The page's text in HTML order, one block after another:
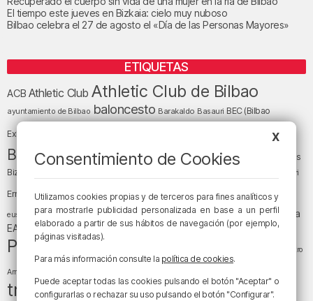
El tiempo este jueves en Bizkaia: cielo muy nuboso
Bilbao celebra el 27 de agosto el «Día de las Personas Mayores»
ETIQUETAS
ACB Athletic Club Athletic Club de Bilbao
ayuntamiento de Bilbao baloncesto Barakaldo Basauri BEC (Bilbao
Exhibition Center) Bilbao Bizkaia
Bizkaia y sus comarcas Copa del Rey cultura
Cáritas
Bizkaia
Enkarterri
Ernesto Valverde Ertzaintza Euskadi (País Vasco)
euskera fiestas fútbol Gobierno vasco juanma jubera LaLiga LaLiga
EA Sports Liga Endesa música noticias Osakidetza planes
Política Teatro
Arriaga tiempo atmosféricotráfico
tráfico en Bizkaia
X
Consentimiento de Cookies
Utilizamos cookies propias y de terceros para fines analíticos y
para mostrarle publicidad personalizada en base a un perfil
elaborado a partir de sus hábitos de navegación (por ejemplo,
páginas visitadas).
Para más información consulte la política de cookies.
Puede aceptar todas las cookies pulsando el botón "Aceptar" o
configurarlas o rechazar su uso pulsando el botón "Configurar".